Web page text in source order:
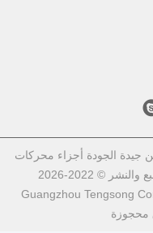
جيدة الجودة أجزاء محركات
لشركة Caterpillar المورد. حقوق الطبع والنشر © 2022-2026
Guangzhou Tengsong